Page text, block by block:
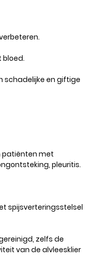
bloed.
schadelijke en giftige
patiënten met
pleuritis.
spijsverteringsstelsel
zelfs de
van de alvleesklier